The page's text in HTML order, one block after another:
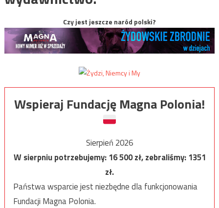
Czy jest jeszcze naród polski?
Wspieraj Fundację Magna Polonia!
Sierpień 2026
W sierpniu potrzebujemy:16 500zł, zebraliśmy:1351
zł.
Państwa wsparcie jest niezbędne dla funkcjonowania
Fundacji Magna Polonia.